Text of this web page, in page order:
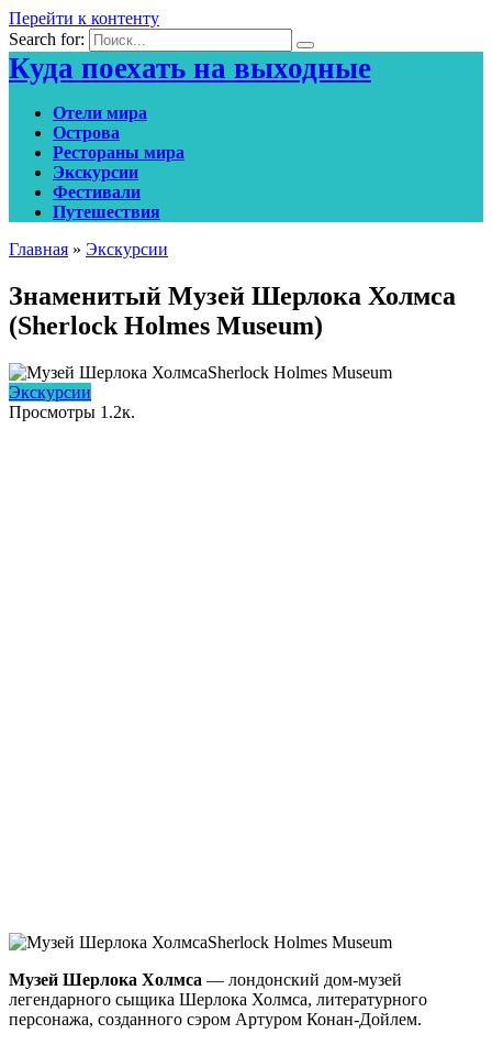
Перейти к контенту
Search for:
Куда поехать на выходные
Отели мира
Острова
Рестораны мира
Экскурсии
Фестивали
Путешествия
Главная » Экскурсии
Знаменитый Музей Шерлока Холмса
(Sherlock Holmes Museum)
Экскурсии
Просмотры 1.2к.
Музей Шерлока Холмса — лондонский дом-музей
легендарного сыщика Шерлока Холмса, литературного
персонажа, созданного сэром Артуром Конан-Дойлем.